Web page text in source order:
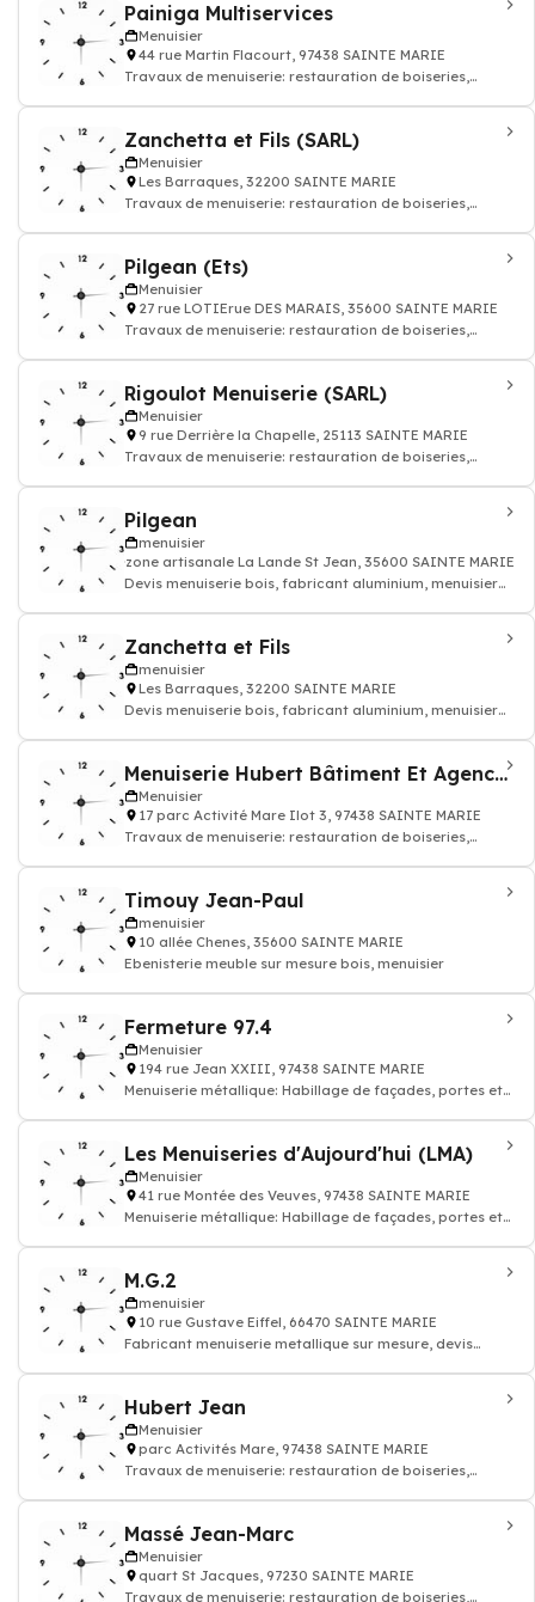
Painiga Multiservices
Menuisier
44 rue Martin Flacourt, 97438 SAINTE MARIE
Travaux de menuiserie: restauration de boiseries,
Zanchetta et Fils (SARL)
Menuisier
Les Barraques, 32200 SAINTE MARIE
Travaux de menuiserie: restauration de boiseries,
Pilgean (Ets)
Menuisier
27 rue LOTIErue DES MARAIS, 35600 SAINTE MARIE
Travaux de menuiserie: restauration de boiseries,
Rigoulot Menuiserie (SARL)
Menuisier
9 rue Derrière la Chapelle, 25113 SAINTE MARIE
Travaux de menuiserie: restauration de boiseries,
Pilgean
menuisier
zone artisanale La Lande St Jean, 35600 SAINTE MARIE
Devis menuiserie bois, fabricant aluminium, menuisier
Zanchetta et Fils
menuisier
Les Barraques, 32200 SAINTE MARIE
Devis menuiserie bois, fabricant aluminium, menuisier
Menuiserie Hubert Bâtiment Et Agencement
Menuisier
17 parc Activité Mare Ilot 3, 97438 SAINTE MARIE
Travaux de menuiserie: restauration de boiseries,
Timouy Jean-Paul
menuisier
10 allée Chenes, 35600 SAINTE MARIE
Ebenisterie meuble sur mesure bois, menuisier
Fermeture 97.4
Menuisier
194 rue Jean XXIII, 97438 SAINTE MARIE
Menuiserie métallique: Habillage de façades, portes et
Les Menuiseries d'Aujourd'hui (LMA)
Menuisier
41 rue Montée des Veuves, 97438 SAINTE MARIE
Menuiserie métallique: Habillage de façades, portes et
M.G.2
menuisier
10 rue Gustave Eiffel, 66470 SAINTE MARIE
Fabricant menuiserie metallique sur mesure, devis
Hubert Jean
Menuisier
parc Activités Mare, 97438 SAINTE MARIE
Travaux de menuiserie: restauration de boiseries,
Massé Jean-Marc
Menuisier
quart St Jacques, 97230 SAINTE MARIE
Travaux de menuiserie: restauration de boiseries,